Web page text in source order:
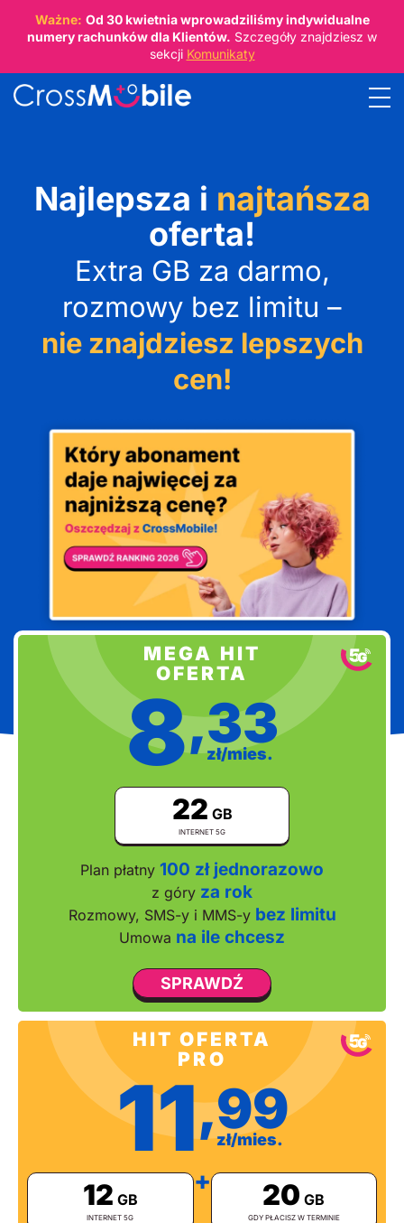
Ważne: Od 30 kwietniawprowadziliśmy indywidualne
numery rachunków dla Klientów. Szczegóły znajdziesz w
sekcji Komunikaty
Najlepsza i najtańsza
oferta!
Extra GB za darmo,
rozmowy bez limitu –
nie znajdziesz lepszych
cen!
Oszczędzaj
CrossMobile!
MEGA HIT
OFERTA
8,33
zł/mies.
22 GB
INTERNET 5G
Plan płatny 100 zł jednorazowo
z góry za rok
Rozmowy, SMS-y i MMS-y bez limitu
Umowa na ile chcesz
SPRAWDŹ
HIT OFERTA
PRO
11,99
zł/mies.
12 GB
INTERNET 5G
+ 20 GB
GDY PŁACISZ W TERMINIE